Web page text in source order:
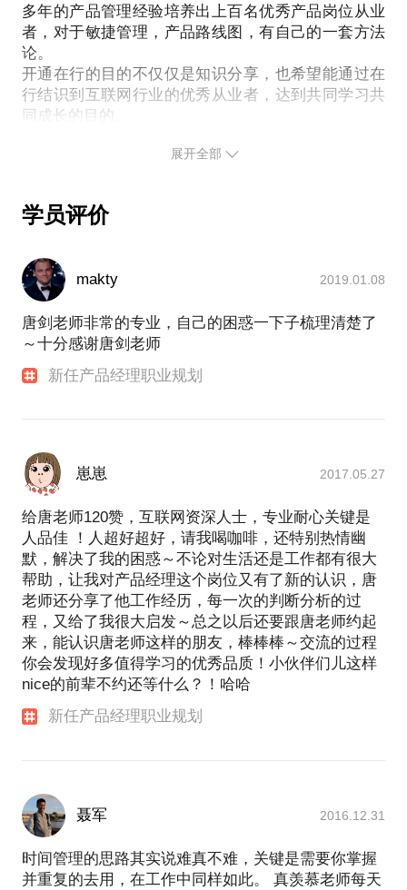
多年的产品管理经验培养出上百名优秀产品岗位从业
者，对于敏捷管理，产品路线图，有自己的一套方法
论。
开通在行的目的不仅仅是知识分享，也希望能通过在
行结识到互联网行业的优秀从业者，达到共同学习共
同成长的目的。
）、360百科（
）。
展开全部
学员评价
makty 2019.01.08
唐剑老师非常的专业，自己的困惑一下子梳理清楚了
～十分感谢唐剑老师
新任产品经理职业规划
崽崽 2017.05.27
给唐老师120赞，互联网资深人士，专业耐心关键是
人品佳 ！人超好超好，请我喝咖啡，还特别热情幽
默，解决了我的困惑～不论对生活还是工作都有很大
帮助，让我对产品经理这个岗位又有了新的认识，唐
老师还分享了他工作经历，每一次的判断分析的过
程，又给了我很大启发～总之以后还要跟唐老师约起
来，能认识唐老师这样的朋友，棒棒棒～交流的过程
你会发现好多值得学习的优秀品质！小伙伴们儿这样
nice的前辈不约还等什么？！哈哈
新任产品经理职业规划
聂军 2016.12.31
时间管理的思路其实说难真不难，关键是需要你掌握
并重复的去用，在工作中同样如此。 真羡慕老师每天